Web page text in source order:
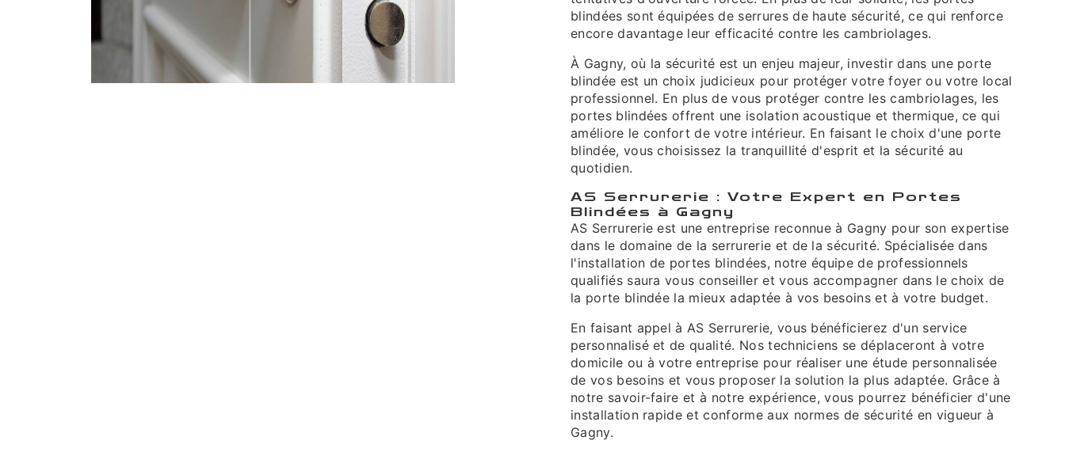
blindées sont équipées de serrures de haute sécurité, ce qui renforce
encore davantage leur efficacité contre les cambriolages.
À Gagny, où la sécurité est un enjeu majeur, investir dans une porte
blindée est un choix judicieux pour protéger votre foyer ou votre local
professionnel. En plus de vous protéger contre les cambriolages, les
portes blindées offrent une isolation acoustique et thermique, ce qui
améliore le confort de votre intérieur. En faisant le choix d'une porte
blindée, vous choisissez la tranquillité d'esprit et la sécurité au
quotidien.
AS Serrurerie : Votre Expert en Portes
Blindées à Gagny
AS Serrurerie est une entreprise reconnue à Gagny pour son expertise
dans le domaine de la serrurerie et de la sécurité. Spécialisée dans
l'installation de portes blindées, notre équipe de professionnels
qualifiés saura vous conseiller et vous accompagner dans le choix de
la porte blindée la mieux adaptée à vos besoins et à votre budget.
En faisant appel à AS Serrurerie, vous bénéficierez d'un service
personnalisé et de qualité. Nos techniciens se déplaceront à votre
domicile ou à votre entreprise pour réaliser une étude personnalisée
de vos besoins et vous proposer la solution la plus adaptée. Grâce à
notre savoir-faire et à notre expérience, vous pourrez bénéficier d'une
installation rapide et conforme aux normes de sécurité en vigueur à
Gagny.